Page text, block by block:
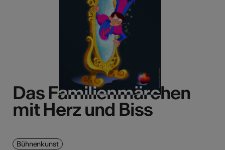
Das Familienmärchen
mit Herz und Biss
Das Familienmärchen
mit Herz und Biss
Bühnenkunst